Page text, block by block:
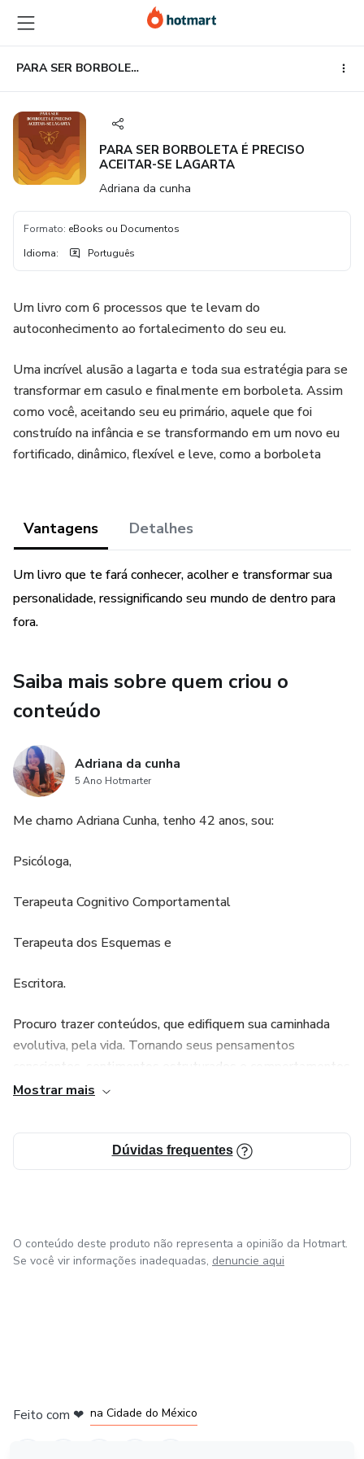
para
o
conteúdo
principal
para
o
pagamento
para
o
rodapé
PARA SER BORBOLETA É PRECISO ACEITAR-SE LAGARTA
PARA SER BORBOLETA É PRECISO
ACEITAR-SE LAGARTA
Adriana da cunha
Formato: eBooks ou Documentos
Idioma: Português
Um livro com 6 processos que te levam do
autoconhecimento ao fortalecimento do seu eu.
Uma incrível alusão a lagarta e toda sua estratégia para se
transformar em casulo e finalmente em borboleta. Assim
como você, aceitando seu eu primário, aquele que foi
construído na infância e se transformando em um novo eu
fortificado, dinâmico, flexível e leve, como a borboleta
Vantagens Detalhes
Um livro que te fará conhecer, acolher e transformar sua
personalidade, ressignificando seu mundo de dentro para
fora.
Saiba mais sobre quem criou o
conteúdo
Adriana da cunha
5 Ano Hotmarter
Me chamo Adriana Cunha, tenho 42 anos, sou:
Psicóloga,
Terapeuta Cognitivo Comportamental
Terapeuta dos Esquemas e
Escritora.
Procuro trazer conteúdos, que edifiquem sua caminhada
evolutiva, pela vida. Tornando seus pensamentos
conscientes, sentimentos estruturados e comportamentos
funcionais, para que suas vivências sejam mais adaptativas
Tenha certeza que cada produto foi desenvolvido com
muita dedicação e amor pelo meu trabalho.
Mostrar mais
Dúvidas frequentes
O conteúdo deste produto não representa a opinião da Hotmart.
Se você vir informações inadequadas, denuncie aqui
Feito com ❤ na Cidade do México